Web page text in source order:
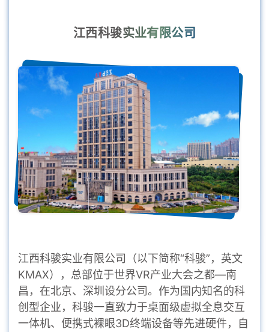
江西科骏实业有限公司
江西科骏实业有限公司（以下简称“科骏”，英文
KMAX），总部位于世界VR产业大会之都—南
昌，在北京、深圳设分公司。作为国内知名的科
创型企业，科骏一直致力于桌面级虚拟全息交互
一体机、便携式裸眼3D终端设备等先进硬件，自